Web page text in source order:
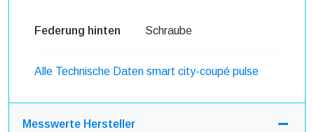
Federung hinten Schraube
Alle Technische Daten smart city-coupé pulse
Messwerte Hersteller